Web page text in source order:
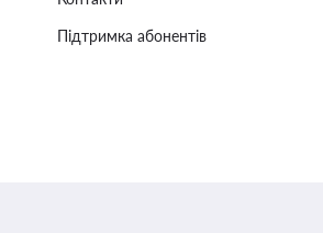
Підтримка абонентів